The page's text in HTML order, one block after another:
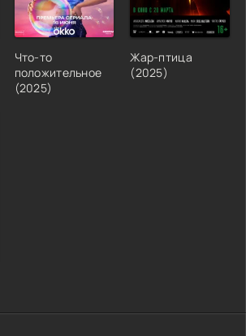
Что-то
положительное
(2025)
Жар-птица
(2025)